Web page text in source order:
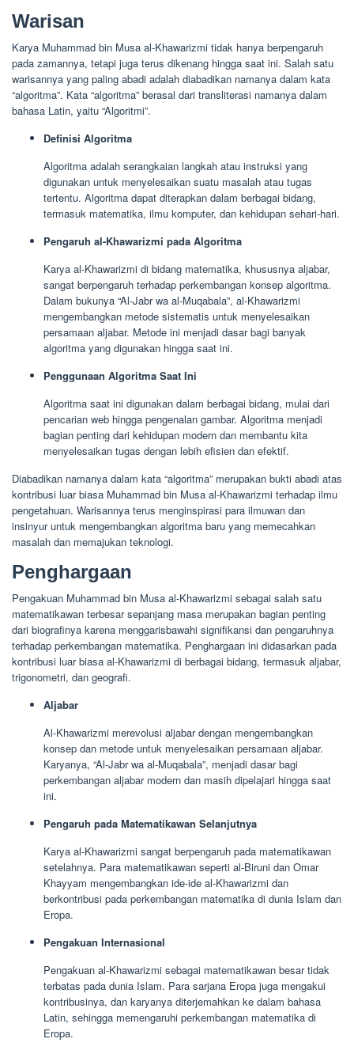
Warisan
Karya Muhammad bin Musa al-Khawarizmi tidak hanya berpengaruh
pada zamannya, tetapi juga terus dikenang hingga saat ini. Salah satu
warisannya yang paling abadi adalah diabadikan namanya dalam kata
“algoritma”. Kata “algoritma” berasal dari transliterasi namanya dalam
bahasa Latin, yaitu “Algoritmi”.
Definisi Algoritma
Algoritma adalah serangkaian langkah atau instruksi yang
digunakan untuk menyelesaikan suatu masalah atau tugas
tertentu. Algoritma dapat diterapkan dalam berbagai bidang,
termasuk matematika, ilmu komputer, dan kehidupan sehari-hari.
Pengaruh al-Khawarizmi pada Algoritma
Karya al-Khawarizmi di bidang matematika, khususnya aljabar,
sangat berpengaruh terhadap perkembangan konsep algoritma.
Dalam bukunya “Al-Jabr wa al-Muqabala”, al-Khawarizmi
mengembangkan metode sistematis untuk menyelesaikan
persamaan aljabar. Metode ini menjadi dasar bagi banyak
algoritma yang digunakan hingga saat ini.
Penggunaan Algoritma Saat Ini
Algoritma saat ini digunakan dalam berbagai bidang, mulai dari
pencarian web hingga pengenalan gambar. Algoritma menjadi
bagian penting dari kehidupan modern dan membantu kita
menyelesaikan tugas dengan lebih efisien dan efektif.
Diabadikan namanya dalam kata “algoritma” merupakan bukti abadi atas
kontribusi luar biasa Muhammad bin Musa al-Khawarizmi terhadap ilmu
pengetahuan. Warisannya terus menginspirasi para ilmuwan dan
insinyur untuk mengembangkan algoritma baru yang memecahkan
masalah dan memajukan teknologi.
Penghargaan
Pengakuan Muhammad bin Musa al-Khawarizmi sebagai salah satu
matematikawan terbesar sepanjang masa merupakan bagian penting
dari biografinya karena menggarisbawahi signifikansi dan pengaruhnya
terhadap perkembangan matematika. Penghargaan ini didasarkan pada
kontribusi luar biasa al-Khawarizmi di berbagai bidang, termasuk aljabar,
trigonometri, dan geografi.
Aljabar
Al-Khawarizmi merevolusi aljabar dengan mengembangkan
konsep dan metode untuk menyelesaikan persamaan aljabar.
Karyanya, “Al-Jabr wa al-Muqabala”, menjadi dasar bagi
perkembangan aljabar modern dan masih dipelajari hingga saat
ini.
Pengaruh pada Matematikawan Selanjutnya
Karya al-Khawarizmi sangat berpengaruh pada matematikawan
setelahnya. Para matematikawan seperti al-Biruni dan Omar
Khayyam mengembangkan ide-ide al-Khawarizmi dan
berkontribusi pada perkembangan matematika di dunia Islam dan
Eropa.
Pengakuan Internasional
Pengakuan al-Khawarizmi sebagai matematikawan besar tidak
terbatas pada dunia Islam. Para sarjana Eropa juga mengakui
kontribusinya, dan karyanya diterjemahkan ke dalam bahasa
Latin, sehingga memengaruhi perkembangan matematika di
Eropa.